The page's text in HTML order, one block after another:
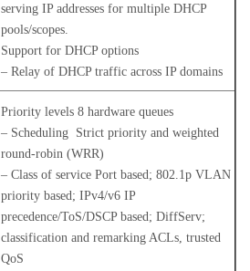
serving IP addresses for multiple DHCP
pools/scopes.
Support for DHCP options
– Relay of DHCP traffic across IP domains
Priority levels 8 hardware queues
– Scheduling Strict priority and weighted
round-robin (WRR)
– Class of service Port based; 802.1p VLAN
priority based; IPv4/v6 IP
precedence/ToS/DSCP based; DiffServ;
classification and remarking ACLs, trusted
QoS